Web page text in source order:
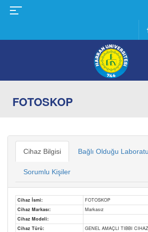
FOTOSKOP
Cihaz Bilgisi Bağlı Olduğu
Sorumlu Kişiler
Cihaz İsmi:
FOTOSKOP
Cihaz Markası:
Markasız
Cihaz Modeli:
Cihaz Türü:
GENEL AMAÇLI TIBBI CIHAZ